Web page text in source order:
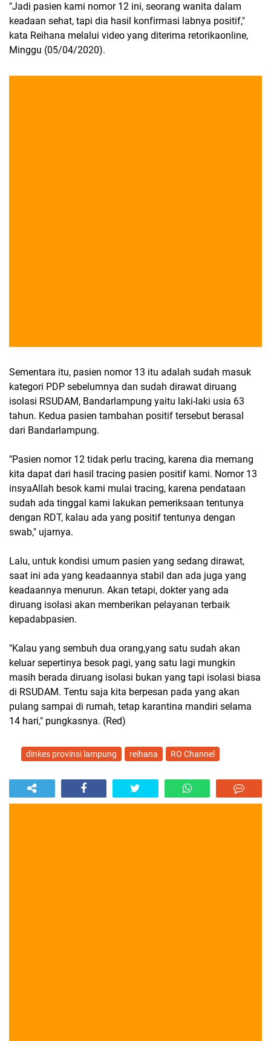
"Jadi pasien kami nomor 12 ini, seorang wanita dalam
keadaan sehat, tapi dia hasil konfirmasi labnya positif,"
kata Reihana melalui video yang diterima retorikaonline,
Minggu (05/04/2020).
Sementara itu, pasien nomor 13 itu adalah sudah masuk
kategori PDP sebelumnya dan sudah dirawat diruang
isolasi RSUDAM, Bandarlampung yaitu laki-laki usia 63
tahun. Kedua pasien tambahan positif tersebut berasal
dari Bandarlampung.
"Pasien nomor 12 tidak perlu tracing, karena dia memang
kita dapat dari hasil tracing pasien positif kami. Nomor 13
insyaAllah besok kami mulai tracing, karena pendataan
sudah ada tinggal kami lakukan pemeriksaan tentunya
dengan RDT, kalau ada yang positif tentunya dengan
swab," ujarnya.
Lalu, untuk kondisi umum pasien yang sedang dirawat,
saat ini ada yang keadaannya stabil dan ada juga yang
keadaannya menurun. Akan tetapi, dokter yang ada
diruang isolasi akan memberikan pelayanan terbaik
kepadabpasien.
"Kalau yang sembuh dua orang,yang satu sudah akan
keluar sepertinya besok pagi, yang satu lagi mungkin
masih berada diruang isolasi bukan yang tapi isolasi biasa
di RSUDAM. Tentu saja kita berpesan pada yang akan
pulang sampai di rumah, tetap karantina mandiri selama
14 hari," pungkasnya. (Red)
dinkes provinsi lampung reihana RO Channel